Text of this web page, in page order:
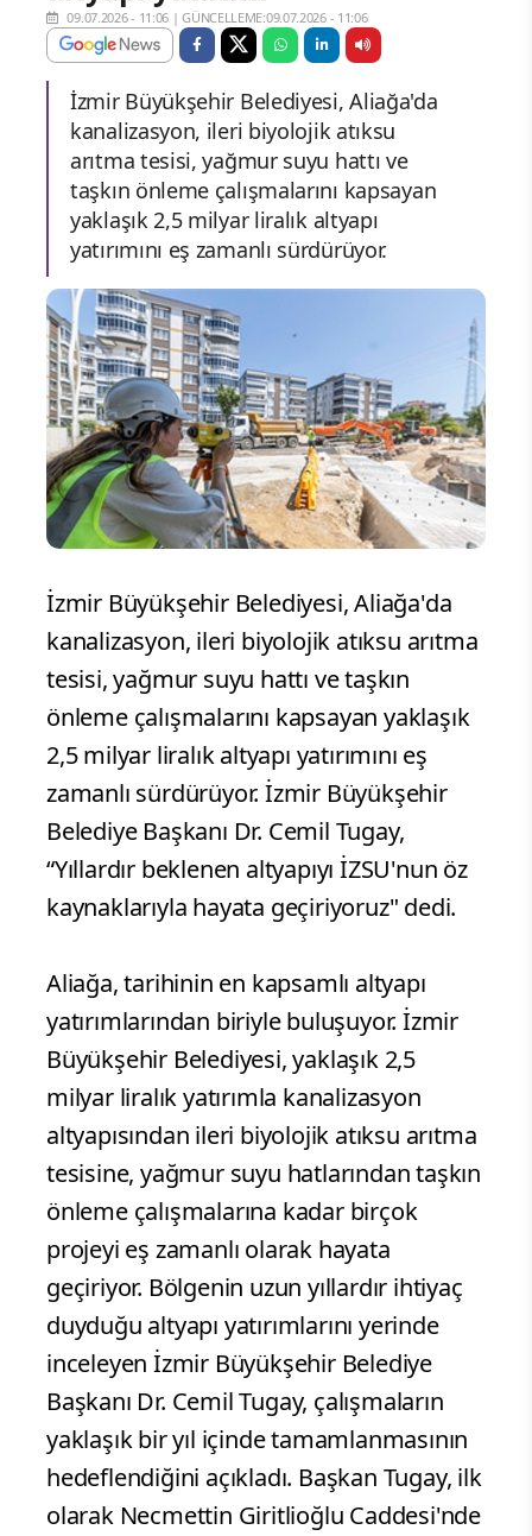
09.07.2026 - 11:06 |GÜNCELLEME:09.07.2026 - 11:06
İzmir Büyükşehir Belediyesi, Aliağa'da
kanalizasyon, ileri biyolojik atıksu
arıtma tesisi, yağmur suyu hattı ve
taşkın önleme çalışmalarını kapsayan
yaklaşık 2,5 milyar liralık altyapı
yatırımını eş zamanlı sürdürüyor.
İzmir Büyükşehir Belediyesi, Aliağa'da
kanalizasyon, ileri biyolojik atıksu arıtma
tesisi, yağmur suyu hattı ve taşkın
önleme çalışmalarını kapsayan yaklaşık
2,5 milyar liralık altyapı yatırımını eş
zamanlı sürdürüyor. İzmir Büyükşehir
Belediye Başkanı Dr. Cemil Tugay,
“Yıllardır beklenen altyapıyı İZSU'nun öz
kaynaklarıyla hayata geçiriyoruz" dedi.
Aliağa, tarihinin en kapsamlı altyapı
yatırımlarından biriyle buluşuyor. İzmir
Büyükşehir Belediyesi, yaklaşık 2,5
milyar liralık yatırımla kanalizasyon
altyapısından ileri biyolojik atıksu arıtma
tesisine, yağmur suyu hatlarından taşkın
önleme çalışmalarına kadar birçok
projeyi eş zamanlı olarak hayata
geçiriyor. Bölgenin uzun yıllardır ihtiyaç
duyduğu altyapı yatırımlarını yerinde
inceleyen İzmir Büyükşehir Belediye
Başkanı Dr. Cemil Tugay, çalışmaların
yaklaşık bir yıl içinde tamamlanmasının
hedeflendiğini açıkladı. Başkan Tugay, ilk
olarak Necmettin Giritlioğlu Caddesi'nde